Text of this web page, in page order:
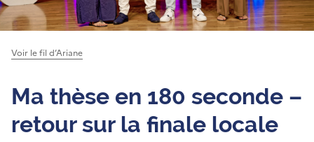
Voir le fil d’Ariane
Ma thèse en 180 seconde –
retour sur la finale locale